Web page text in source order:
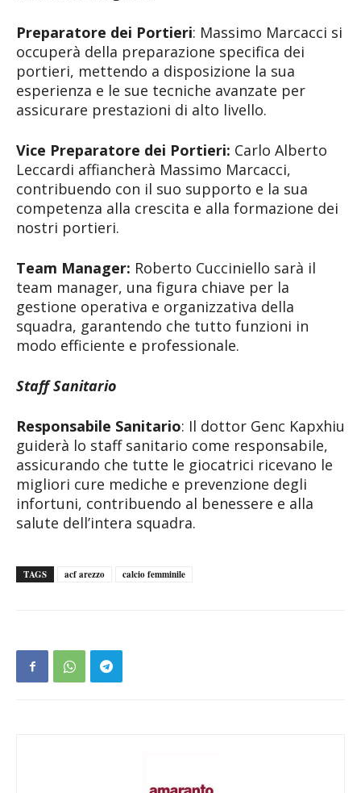
Preparatore dei Portieri: Massimo Marcacci si
occuperà della preparazione specifica dei
portieri, mettendo a disposizione la sua
esperienza e le sue tecniche avanzate per
assicurare prestazioni di alto livello.
Vice Preparatore dei Portieri: Carlo Alberto
Leccardi affiancherà Massimo Marcacci,
contribuendo con il suo supporto e la sua
competenza alla crescita e alla formazione dei
nostri portieri.
Team Manager: Roberto Cucciniello sarà il
team manager, una figura chiave per la
gestione operativa e organizzativa della
squadra, garantendo che tutto funzioni in
modo efficiente e professionale.
Staff Sanitario
Responsabile Sanitario: Il dottor Genc Kapxhiu
guiderà lo staff sanitario come responsabile,
assicurando che tutte le giocatrici ricevano le
migliori cure mediche e prevenzione degli
infortuni, contribuendo al benessere e alla
salute dell’intera squadra.
TAGS acf arezzo calcio femminile